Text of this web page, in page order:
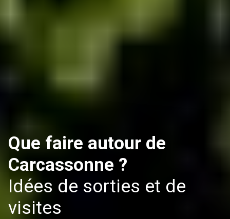
Que faire autour de
Carcassonne ?
Idées de sorties et de
visites